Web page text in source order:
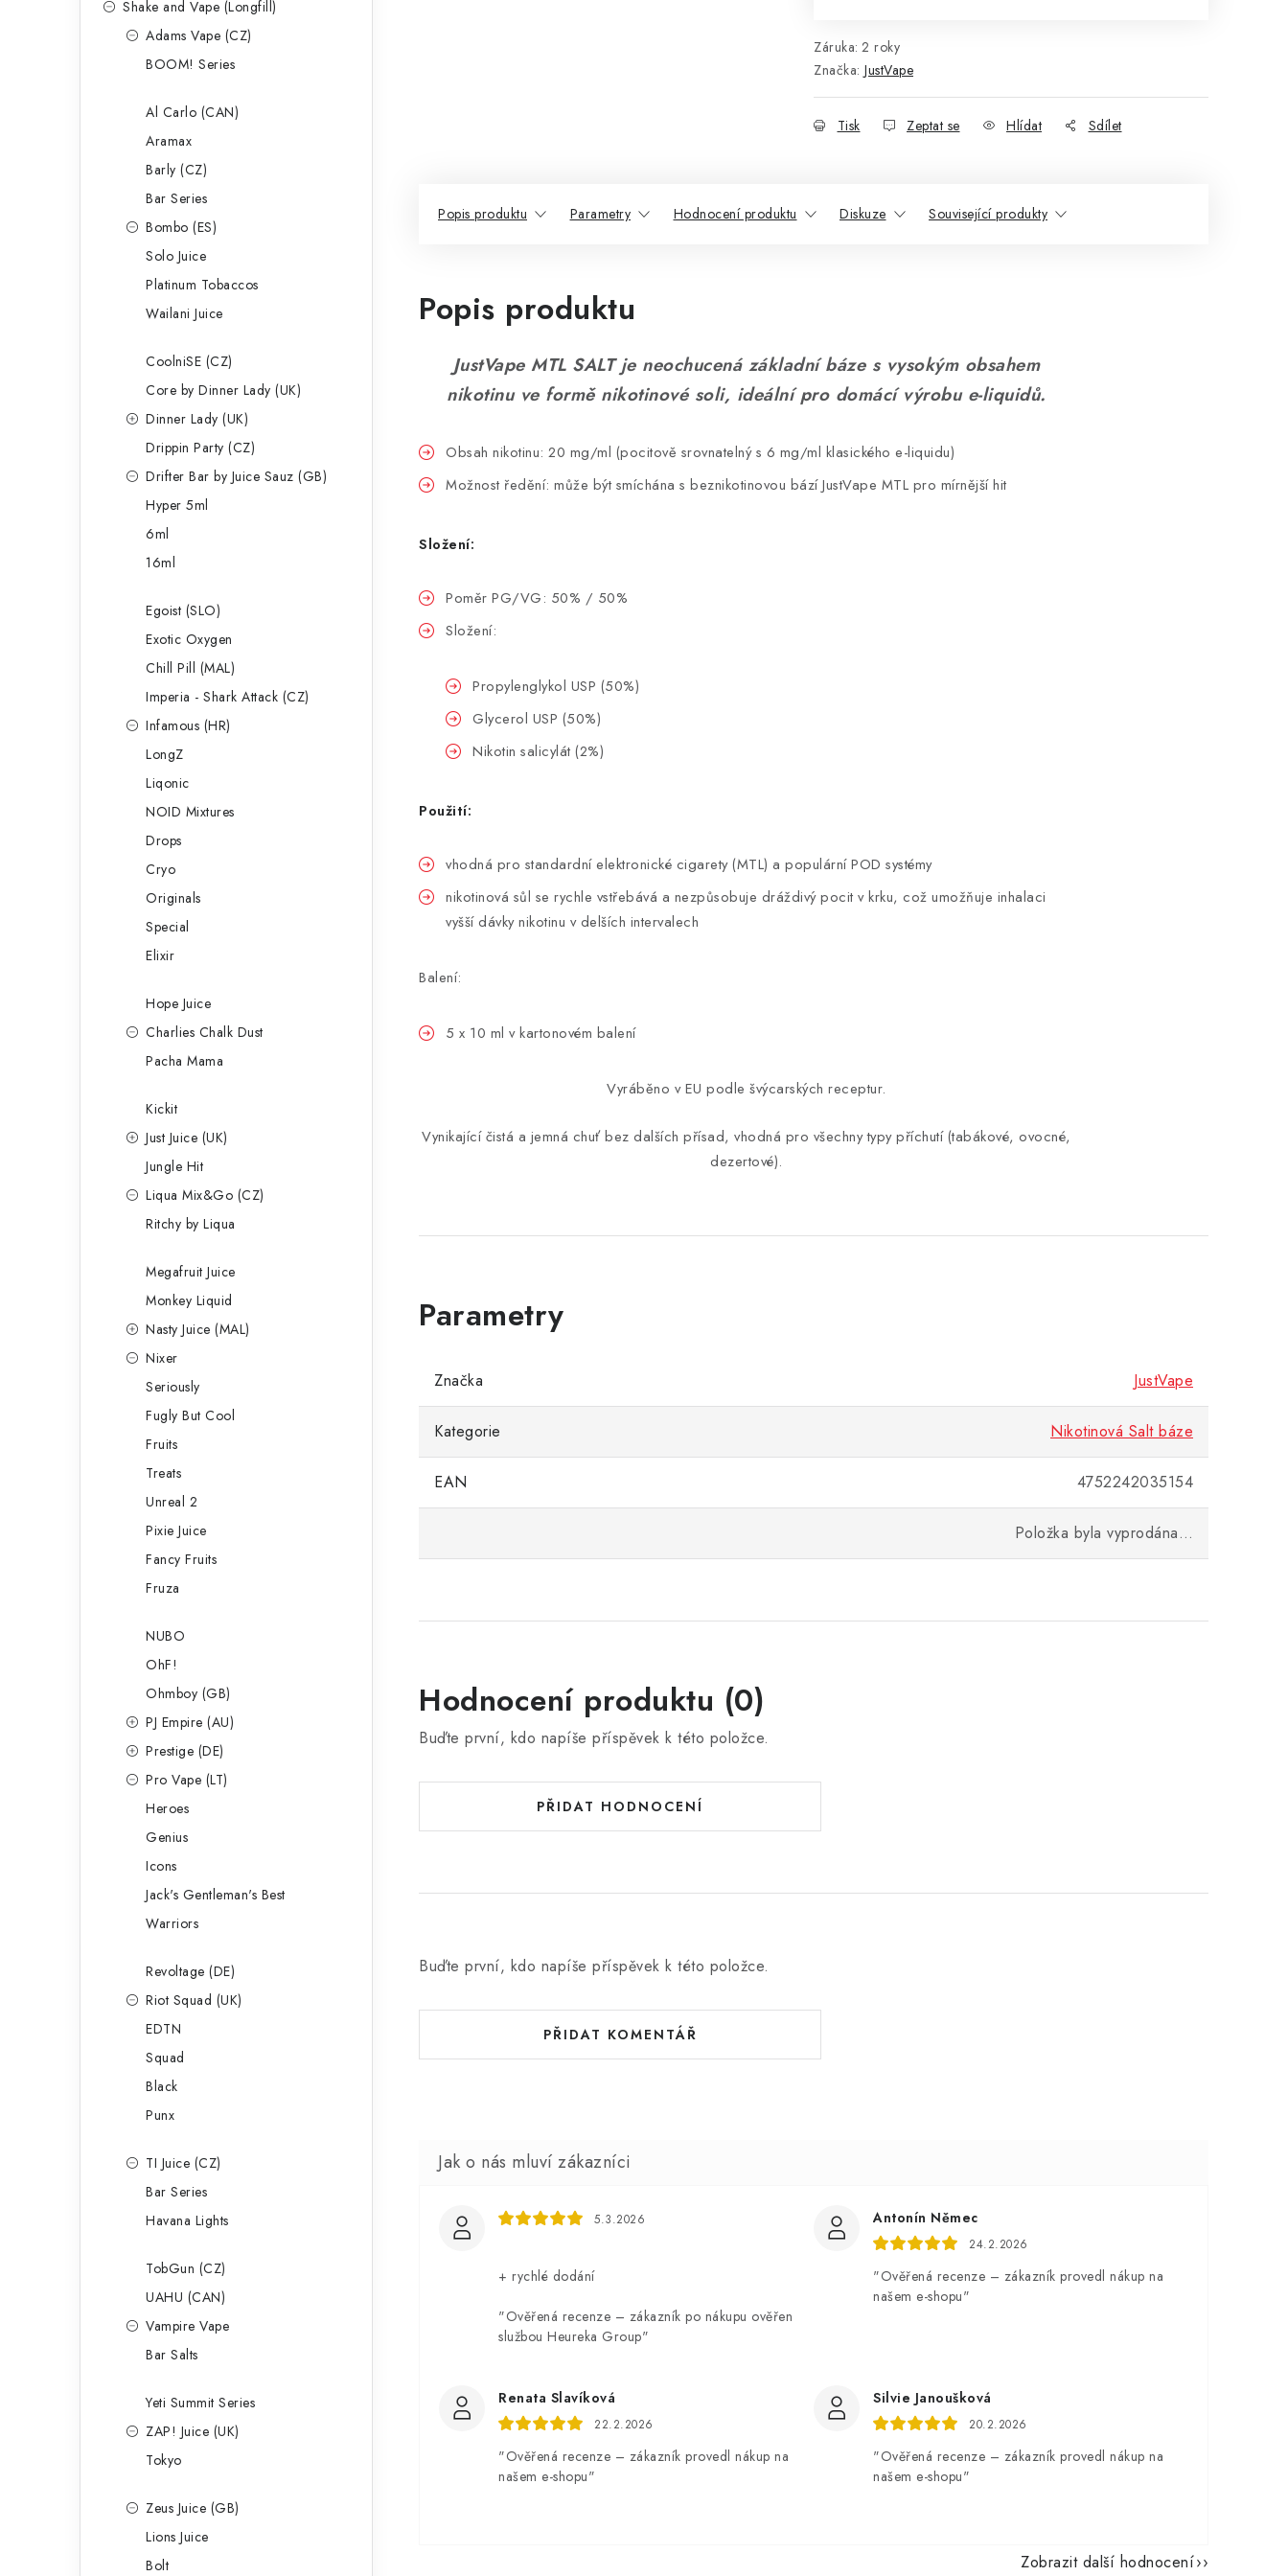
Shake and Vape (Longfill)
Adams Vape (CZ)
BOOM! Series
Al Carlo (CAN)
Aramax
Barly (CZ)
Bar Series
Bombo (ES)
Solo Juice
Platinum Tobaccos
Wailani Juice
CoolniSE (CZ)
Core by Dinner Lady (UK)
Dinner Lady (UK)
Drippin Party (CZ)
Drifter Bar by Juice Sauz (GB)
Hyper 5ml
6ml
16ml
Egoist (SLO)
Exotic Oxygen
Chill Pill (MAL)
Imperia - Shark Attack (CZ)
Infamous (HR)
LongZ
Liqonic
NOID Mixtures
Drops
Cryo
Originals
Special
Elixir
Hope Juice
Charlies Chalk Dust
Pacha Mama
Kickit
Just Juice (UK)
Jungle Hit
Liqua Mix&Go (CZ)
Ritchy by Liqua
Megafruit Juice
Monkey Liquid
Nasty Juice (MAL)
Nixer
Seriously
Fugly But Cool
Fruits
Treats
Unreal 2
Pixie Juice
Fancy Fruits
Fruza
NUBO
OhF!
Ohmboy (GB)
PJ Empire (AU)
Prestige (DE)
Pro Vape (LT)
Heroes
Genius
Icons
Jack's Gentleman's Best
Warriors
Revoltage (DE)
Riot Squad (UK)
EDTN
Squad
Black
Punx
TI Juice (CZ)
Bar Series
Havana Lights
TobGun (CZ)
UAHU (CAN)
Vampire Vape
Bar Salts
Yeti Summit Series
ZAP! Juice (UK)
Tokyo
Zeus Juice (GB)
Lions Juice
Bolt
Záruka: 2 roky
Značka: JustVape
Tisk Zeptat se Hlídat Sdílet
Popis produktu Parametry Hodnocení produktu Diskuze Související produkty
Popis produktu
JustVape MTL SALT je neochucená základní báze s vysokým obsahem
nikotinu ve formě nikotinové soli, ideální pro domácí výrobu e-liquidů.
Obsah nikotinu: 20 mg/ml (pocitově srovnatelný s 6 mg/ml klasického e-liquidu)
Možnost ředění: může být smíchána s beznikotinovou bází JustVape MTL pro mírnější hit
Složení:
Poměr PG/VG: 50% / 50%
Složení:
Propylenglykol USP (50%)
Glycerol USP (50%)
Nikotin salicylát (2%)
Použití:
vhodná pro standardní elektronické cigarety (MTL) a populární POD systémy
nikotinová sůl se rychle vstřebává a nezpůsobuje dráždivý pocit v krku, což umožňuje inhalaci
vyšší dávky nikotinu v delších intervalech
Balení:
5 x 10 ml v kartonovém balení
Vyráběno v EU podle švýcarských receptur.
Vynikající čistá a jemná chuť bez dalších přísad, vhodná pro všechny typy příchutí (tabákové, ovocné,
dezertové).
Značka JustVape
Kategorie Nikotinová Salt báze
EAN 4752242035154
Položka byla vyprodána…
Hodnocení produktu (0)
Buďte první, kdo napíše příspěvek k této položce.
PŘIDAT HODNOCENÍ
Buďte první, kdo napíše příspěvek k této položce.
PŘIDAT KOMENTÁŘ
5.3.2026
+ rychlé dodání
"Ověřená recenze – zákazník po nákupu ověřen
službou Heureka Group"
Antonín Němec
24.2.2026
"Ověřená recenze – zákazník provedl nákup na
našem e-shopu"
Renata Slavíková
22.2.2026
"Ověřená recenze – zákazník provedl nákup na
našem e-shopu"
Silvie Janoušková
20.2.2026
"Ověřená recenze – zákazník provedl nákup na
našem e-shopu"
Zobrazit další hodnocení